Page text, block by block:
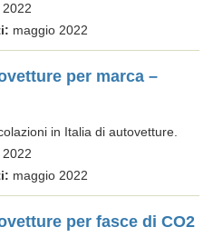
maggio 2022
per marca –
in Italia di autovetture.
maggio 2022
per fasce di CO2